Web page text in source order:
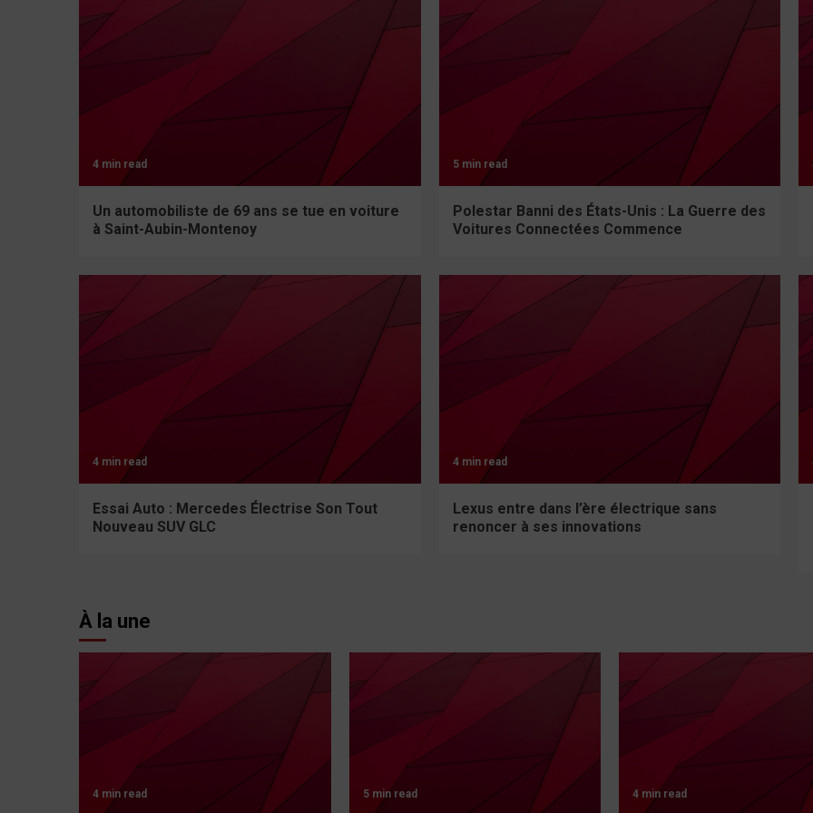
4 min read
Un automobiliste de 69 ans se tue en voiture
à Saint-Aubin-Montenoy
5 min read
Polestar Banni des États-Unis : La Guerre des
Voitures Connectées Commence
4 min read
Essai Auto : Mercedes Électrise Son Tout
Nouveau SUV GLC
4 min read
Lexus entre dans l’ère électrique sans
renoncer à ses innovations
À la une
4 min read 5 min read 4 min read